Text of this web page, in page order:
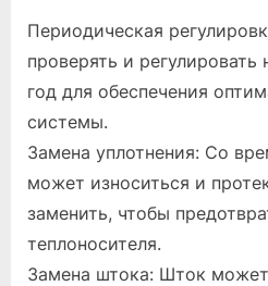
Периодическая
проверять и
год для обеспечения
системы.
Замена уплотнения: Со
может износиться и
заменить, чтобы
теплоносителя.
Замена штока: Шток может